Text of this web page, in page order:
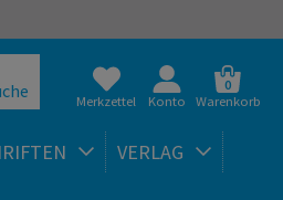
Merkzettel Konto
0
Warenkorb
VERLAG